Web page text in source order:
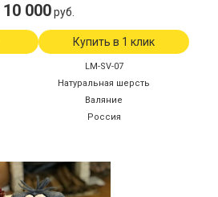
10 000 руб.
Купить в 1 клик
LM-SV-07
Натуральная шерсть
Валяние
Россия